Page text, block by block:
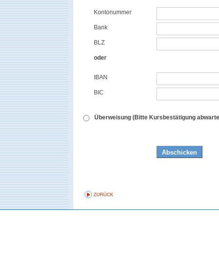
Kontonummer
Bank
BLZ
oder
IBAN
BIC
Überweisung (Bitte Kursbestätigung
ZURÜCK